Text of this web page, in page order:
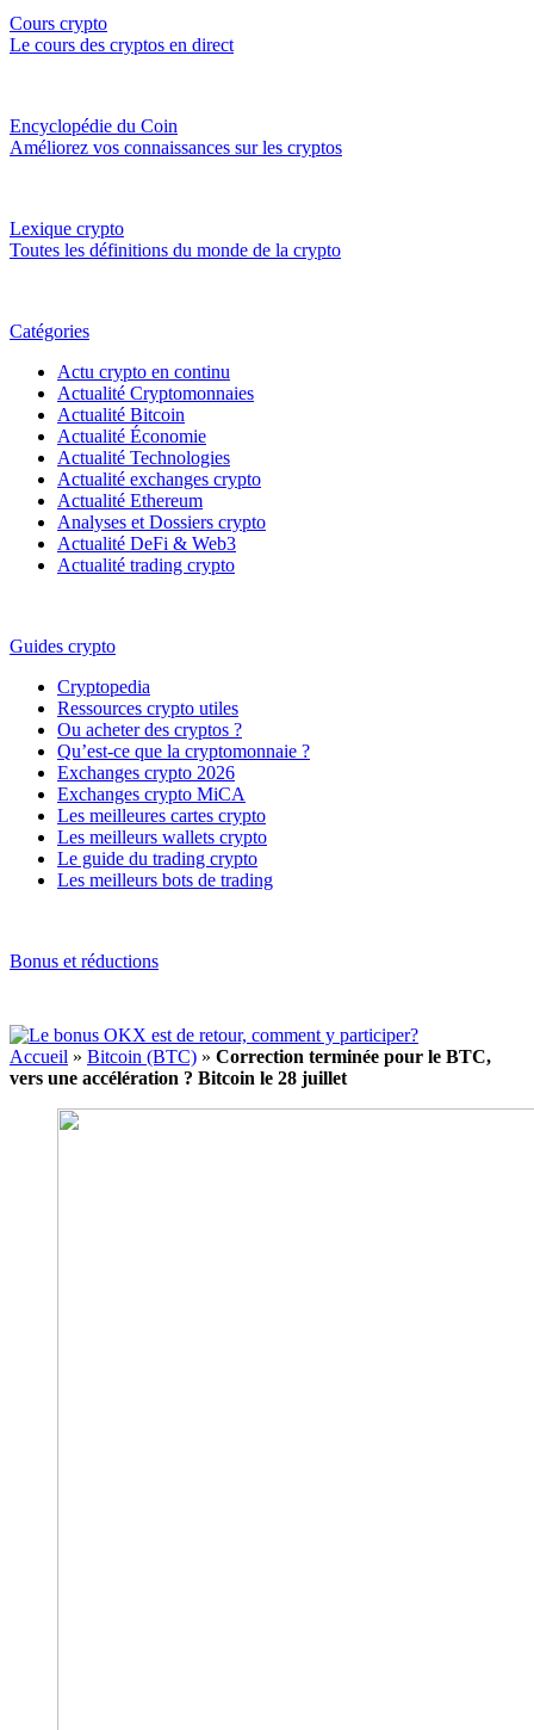
Cours crypto
Le cours des cryptos en direct
Encyclopédie du Coin
Améliorez vos connaissances sur les cryptos
Lexique crypto
Toutes les définitions du monde de la crypto
Catégories
Actu crypto en continu
Actualité Cryptomonnaies
Actualité Bitcoin
Actualité Économie
Actualité Technologies
Actualité exchanges crypto
Actualité Ethereum
Analyses et Dossiers crypto
Actualité DeFi & Web3
Actualité trading crypto
Guides crypto
Cryptopedia
Ressources crypto utiles
Ou acheter des cryptos ?
Qu’est-ce que la cryptomonnaie ?
Exchanges crypto 2026
Exchanges crypto MiCA
Les meilleures cartes crypto
Les meilleurs wallets crypto
Le guide du trading crypto
Les meilleurs bots de trading
Bonus et réductions
Accueil » Bitcoin (BTC) » Correction terminée pour le BTC,
vers une accélération ? Bitcoin le 28 juillet